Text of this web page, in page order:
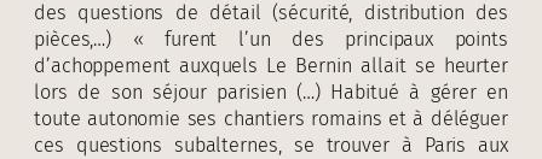
des questions de détail (sécurité, distribution des
pièces,…) « furent l’un des principaux points
d’achoppement auxquels Le Bernin allait se heurter
lors de son séjour parisien (…) Habitué à gérer en
toute autonomie ses chantiers romains et à déléguer
ces questions subalternes, se trouver à Paris aux